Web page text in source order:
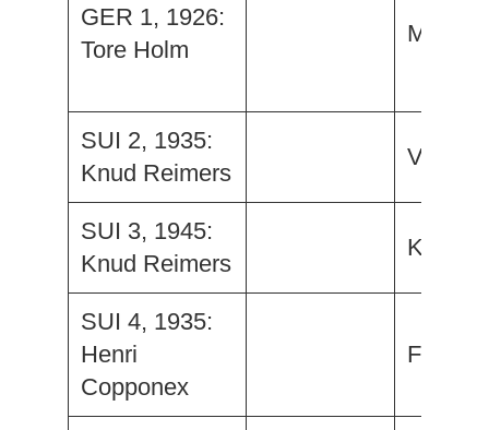
GER 1, 1926:
Tore Holm
SUI 2, 1935:
Knud Reimers
SUI 3, 1945:
Knud Reimers
Kea
SUI 4, 1935:
Henri
Copponex
Flying